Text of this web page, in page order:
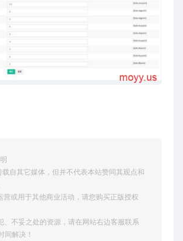
载自其它媒体，但并不代表本站赞同其观点和
营或用于其他商业活动，请您购买正版授权
、不妥之处的资源，请在网站右边客服联系
间解决！